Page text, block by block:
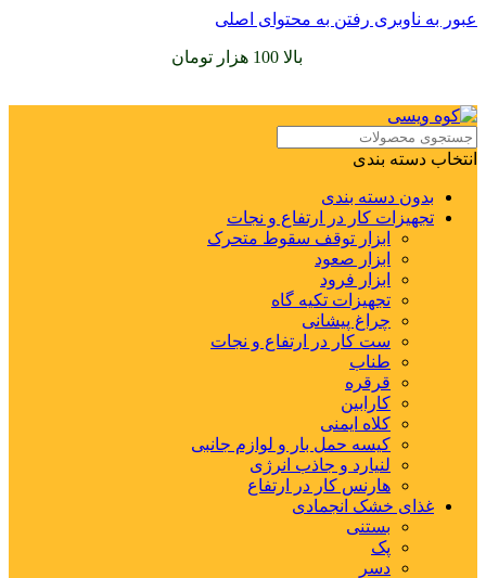
عبور به ناوبری رفتن به محتوای اصلی
بالا 100 هزار تومان
انتخاب دسته بندی
بدون دسته بندی
تجهیزات کار در ارتفاع و نجات
ابزار توقف سقوط متحرک
ابزار صعود
ابزار فرود
تجهیزات تکیه گاه
چراغ پیشانی
ست کار در ارتفاع و نجات
طناب
قرقره
کارابین
کلاه ایمنی
کیسه حمل بار و لوازم جانبی
لنیارد و جاذب انرژی
هارنس کار در ارتفاع
غذای خشک انجمادی
بستنی
پک
دسر